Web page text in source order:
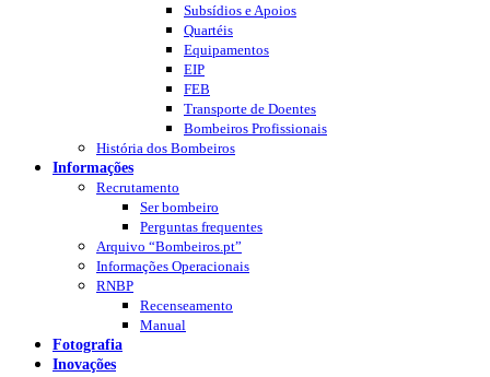
Subsídios e Apoios
Quartéis
Equipamentos
EIP
FEB
Transporte de Doentes
Bombeiros Profissionais
História dos Bombeiros
Informações
Recrutamento
Ser bombeiro
Perguntas frequentes
Arquivo “Bombeiros.pt”
Informações Operacionais
RNBP
Recenseamento
Manual
Fotografia
Inovações